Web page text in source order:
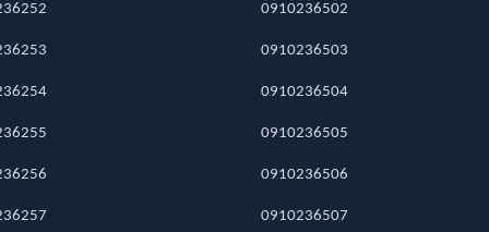
0910236502
0910236503
0910236504
0910236505
0910236506
0910236507